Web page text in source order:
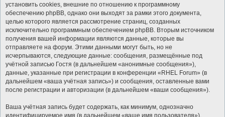
установить cookies, внешние по отношению к программному
обеспечению phpBB, однако они выходят за рамки этого документа,
целью которого является рассмотрение страниц, созданных
исключительно программным обеспечением phpBB. Вторым источником
получения вашей информации являются данные, которые вы
отправляете на форум. Этими данными могут быть, но не
исчерпываются, следующие данные: сообщения, размещённые под
учётной записью Гостя (в дальнейшем «анонимные сообщения»),
данные, указанные при регистрации в конференции «RHEL Forum» (в
дальнейшем «ваша учётная запись») и сообщения, оставленные вами
после регистрации и авторизации (в дальнейшем «ваши сообщения»).
Ваша учётная запись будет содержать, как минимум, однозначно
идентифицируемое имя (в дальнейшем «ваше имя пользователя»),